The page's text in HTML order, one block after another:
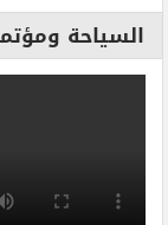
السياحة